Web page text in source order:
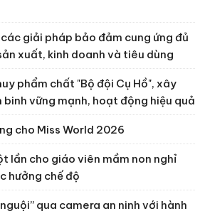
giải pháp bảo đảm cung ứng đủ
xuất, kinh doanh và tiêu dùng
phẩm chất "Bộ đội Cụ Hồ", xây
binh vững mạnh, hoạt động hiệu quả
cho Miss World 2026
lần cho giáo viên mầm non nghỉ
hưởng chế độ
qua camera an ninh với hành